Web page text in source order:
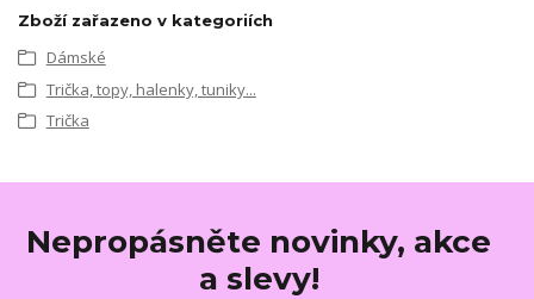
Zboží zařazeno v kategoriích
Dámské
Trička, topy, halenky, tuniky...
Trička
Nepropásněte novinky, akce
a slevy!